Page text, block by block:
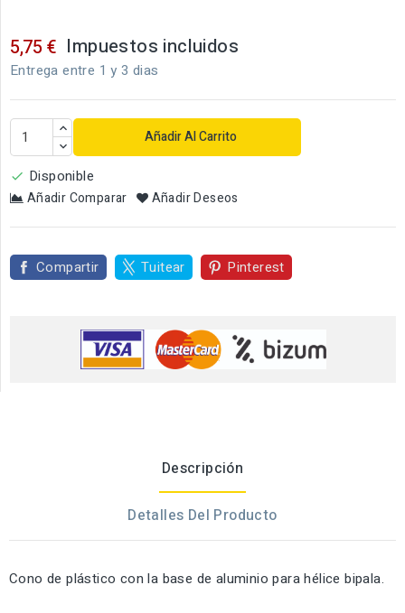
5,75 € Impuestos incluidos
Entrega entre 1 y 3 dias
Añadir Al Carrito
 Disponible
Añadir Comparar Añadir Deseos
Compartir Tuitear Pinterest
Descripción
Detalles Del Producto
Cono de plástico con la base de aluminio para hélice bipala.